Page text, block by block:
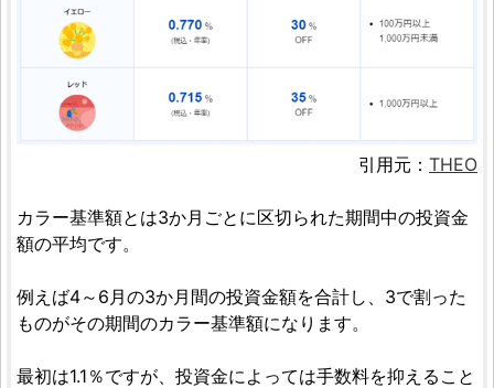
引用元： THEO
カラー基準額とは3か月ごとに区切られた期間中の投資金
額の平均です。
例えば4～6月の3か月間の投資金額を合計し、3で割った
ものがその期間のカラー基準額になります。
最初は1.1％ですが、投資金によっては手数料を抑えること